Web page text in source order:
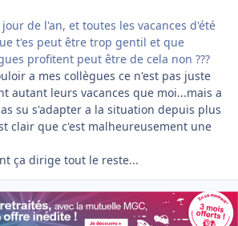
de l'an, et toutes les vacances d'été
t'es peut être trop gentil et que
profitent peut être de cela non ???
a mes collègues ce n'est pas juste
autant leurs vacances que moi...mais a
su s'adapter a la situation depuis plus
clair que c'est malheureusement une
ça dirige tout le reste...